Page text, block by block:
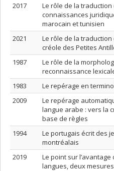
2017
Le rôle de la
connaissances
marocain et tunisien
2021
Le rôle de la
créole des Petites
1987
Le rôle de la
reconnaissance
1983
Le repérage en
2009
Le repérage
langue arabe : vers la
base de règles
1994
Le portugais écrit des
montréalais
2019
Le point sur
langues, deux mesures